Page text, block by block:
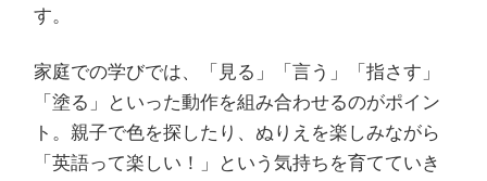
す。
家庭での学びでは、「見る」「言う」「指さす」
「塗る」といった動作を組み合わせるのがポイン
ト。親子で色を探したり、ぬりえを楽しみながら
「英語って楽しい！」という気持ちを育てていき